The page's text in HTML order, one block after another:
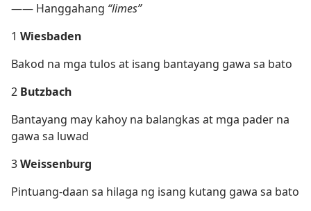
​—​— Hanggahang “limes”
1 Wiesbaden
Bakod na mga tulos at isang bantayang gawa sa bato
2 Butzbach
Bantayang may kahoy na balangkas at mga pader na
gawa sa luwad
3Weissenburg
Pintuang-daan sa hilaga ng isang kutang gawa sa bato